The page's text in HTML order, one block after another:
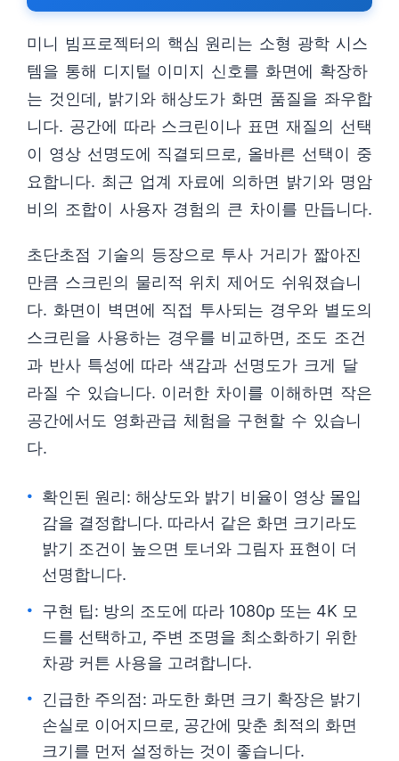
미니 빔프로젝터의 핵심 원리는 소형 광학 시스
템을 통해 디지털 이미지 신호를 화면에 확장하
는 것인데, 밝기와 해상도가 화면 품질을 좌우합
니다. 공간에 따라 스크린이나 표면 재질의 선택
이 영상 선명도에 직결되므로, 올바른 선택이 중
요합니다. 최근 업계 자료에 의하면 밝기와 명암
비의 조합이 사용자 경험의 큰 차이를 만듭니다.
초단초점 기술의 등장으로 투사 거리가 짧아진
만큼 스크린의 물리적 위치 제어도 쉬워졌습니
다. 화면이 벽면에 직접 투사되는 경우와 별도의
스크린을 사용하는 경우를 비교하면, 조도 조건
과 반사 특성에 따라 색감과 선명도가 크게 달
라질 수 있습니다. 이러한 차이를 이해하면 작은
공간에서도 영화관급 체험을 구현할 수 있습니
다.
확인된 원리: 해상도와 밝기 비율이 영상 몰입
감을 결정합니다. 따라서 같은 화면 크기라도
밝기 조건이 높으면 토너와 그림자 표현이 더
선명합니다.
구현 팁: 방의 조도에 따라 1080p 또는 4K 모
드를 선택하고, 주변 조명을 최소화하기 위한
차광 커튼 사용을 고려합니다.
긴급한 주의점: 과도한 화면 크기 확장은 밝기
손실로 이어지므로, 공간에 맞춘 최적의 화면
크기를 먼저 설정하는 것이 좋습니다.